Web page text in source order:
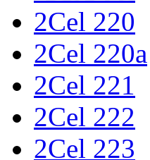
2Cel 220
2Cel 220a
2Cel 221
2Cel 222
2Cel 223